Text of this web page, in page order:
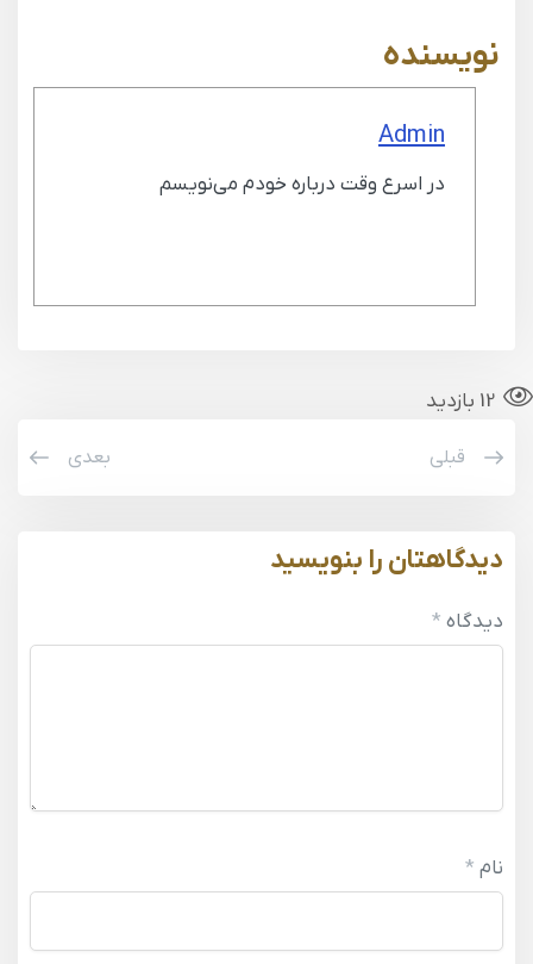
نویسنده
Admin
در اسرع وقت درباره خودم می‌نویسم
12 بازدید
قبلی بعدی
دیدگاهتان را بنویسید
دیدگاه *
نام *